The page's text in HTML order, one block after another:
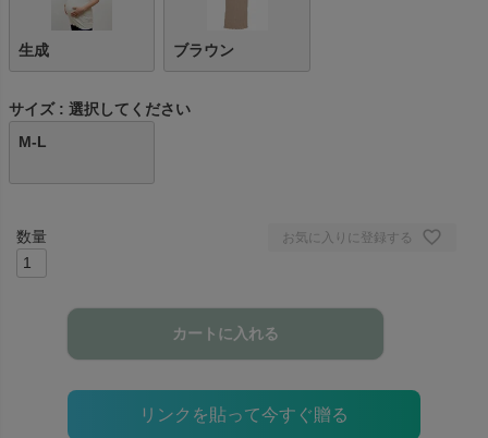
生成 ブラウン
サイズ
選択してください
M-L
お気に入りに登録する
カートに入れる